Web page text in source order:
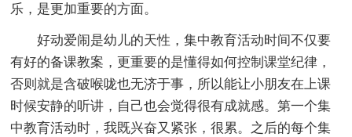
乐，是更加重要的方面。
好动爱闹是幼儿的天性，集中教育活动时间不仅要
有好的备课教案，更重要的是懂得如何控制课堂纪律，
否则就是含破喉咙也无济于事，所以能让小朋友在上课
时候安静的听讲，自己也会觉得很有成就感。第一个集
中教育活动时，我既兴奋又紧张，很累。之后的每个集